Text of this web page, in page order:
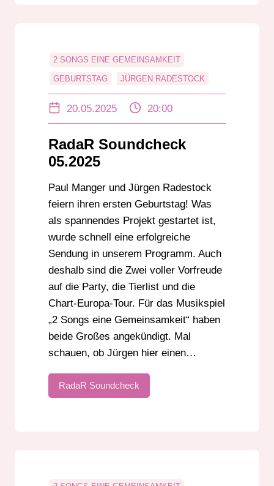
2 SONGS EINE GEMEINSAMKEIT
GEBURTSTAG JÜRGEN RADESTOCK
UNTERHALTUNG
20.05.2025 20:00
RadaR Soundcheck
05.2025
Paul Manger und Jürgen Radestock
feiern ihren ersten Geburtstag! Was
als spannendes Projekt gestartet ist,
wurde schnell eine erfolgreiche
Sendung in unserem Programm. Auch
deshalb sind die Zwei voller Vorfreude
auf die Party, die Tierlist und die
Chart-Europa-Tour. Für das Musikspiel
„2 Songs eine Gemeinsamkeit“ haben
beide Großes angekündigt. Mal
schauen, ob Jürgen hier einen…
RadaR Soundcheck